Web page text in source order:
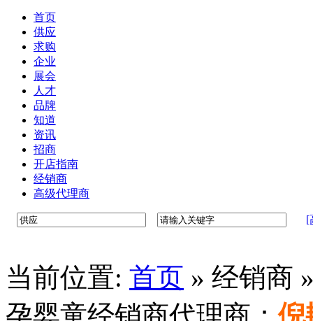
首页
供应
求购
企业
展会
人才
品牌
知道
资讯
招商
开店指南
经销商
高级代理商
[
当前位置: 首页 » 经销商